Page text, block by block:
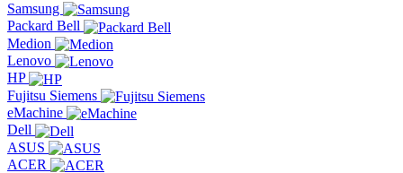
Samsung
Packard Bell
Medion
Lenovo
HP
Fujitsu Siemens
eMachine
Dell
ASUS
ACER